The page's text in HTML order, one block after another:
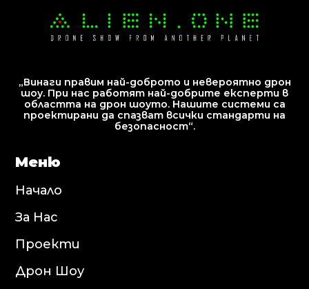
„Винаги правим най-доброто и невероятно дрон
шоу. При нас работят най-добрите експерти в
областта на дрон шоуто. Нашите системи са
проектирани да спазват всички стандарти на
безопасност“.
Меню
Начало
За Нас
Проекти
Дрон Шоу